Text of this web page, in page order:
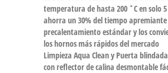
temperatura de hasta 200 ˚C en solo
ahorra un 30% del tiempo
precalentamiento estándar y los
los hornos más rápidos del mercado
Limpieza Aqua Clean y Puerta
con reflector de calina desmontable